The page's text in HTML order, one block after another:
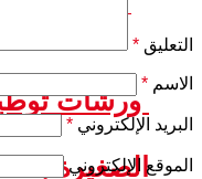
ورشات
الصغيرة
التعليق *
الاسم *
البريد الإلكتروني *
الموقع الإلكتروني